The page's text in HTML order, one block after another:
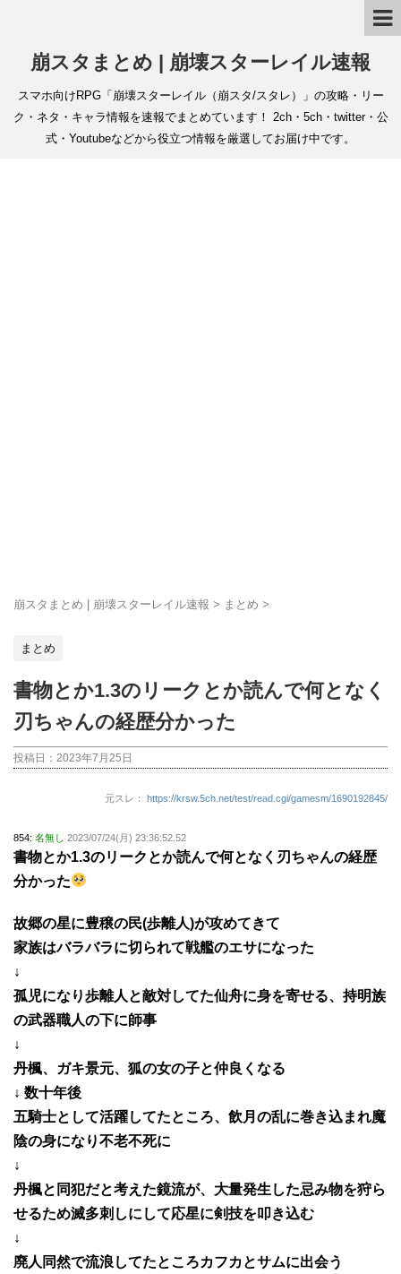
崩スタまとめ | 崩壊スターレイル速報
スマホ向けRPG「崩壊スターレイル（崩スタ/スタレ）」の攻略・リー
ク・ネタ・キャラ情報を速報でまとめています！ 2ch・5ch・twitter・公
式・Youtubeなどから役立つ情報を厳選してお届け中です。
崩スタまとめ | 崩壊スターレイル速報 > まとめ >
まとめ
書物とか1.3のリークとか読んで何となく
刃ちゃんの経歴分かった
投稿日： 2023年7月25日
元スレ： https://krsw.5ch.net/test/read.cgi/gamesm/1690192845/
854: 名無し 2023/07/24(月) 23:36:52.52
書物とか1.3のリークとか読んで何となく刃ちゃんの経歴
分かった
故郷の星に豊穣の民(歩離人)が攻めてきて
家族はバラバラに切られて戦艦のエサになった
↓
孤児になり歩離人と敵対してた仙舟に身を寄せる、持明族
の武器職人の下に師事
↓
丹楓、ガキ景元、狐の女の子と仲良くなる
↓ 数十年後
五騎士として活躍してたところ、飲月の乱に巻き込まれ魔
陰の身になり不老不死に
↓
丹楓と同犯だと考えた鏡流が、大量発生した忌み物を狩ら
せるため滅多刺しにして応星に剣技を叩き込む
↓
廃人同然で流浪してたところカフカとサムに出会う